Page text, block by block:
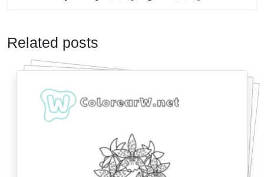
Related posts